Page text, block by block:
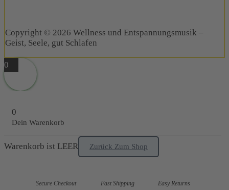
Copyright © 2026 Wellness und Entspannungsmusik –
Geist, Seele, gut Schlafen
0
0
Dein Warenkorb
Warenkorb ist LEER Zurück Zum Shop
Secure Checkout Fast Shipping Easy Returns